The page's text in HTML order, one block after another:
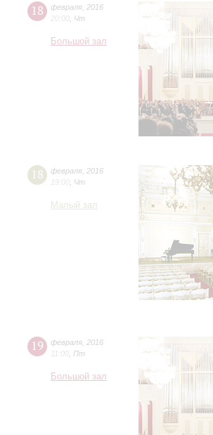
18 февраля 2016
20:00 Чт
Большой зал
18 февраля 2016
19:00 Чт
Малый зал
19 февраля 2016
11:00 Пт
Большой зал